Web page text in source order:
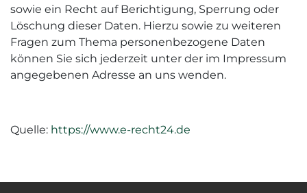
sowie ein Recht auf Berichtigung, Sperrung oder
Löschung dieser Daten. Hierzu sowie zu weiteren
Fragen zum Thema personenbezogene Daten
können Sie sich jederzeit unter der im Impressum
angegebenen Adresse an uns wenden.
Quelle: https://www.e-recht24.de